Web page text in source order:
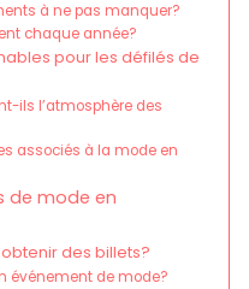
à ne pas manquer?
chaque année?
pour les défilés de
ils l’atmosphère des
associés à la mode en
de mode en
des billets?
événement de mode?